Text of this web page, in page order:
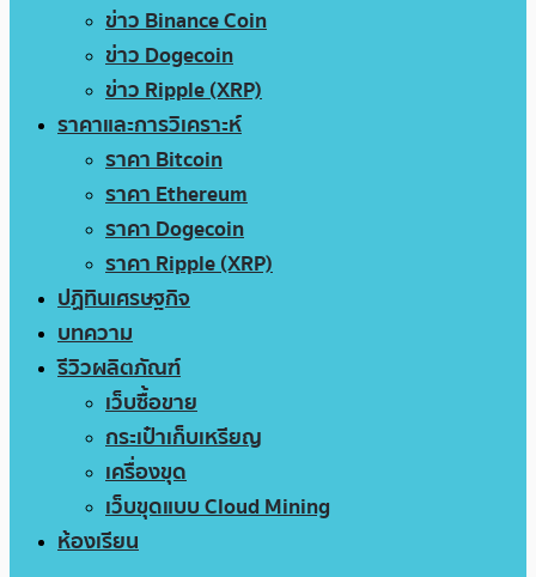
ข่าว Binance Coin
ข่าว Dogecoin
ข่าว Ripple (XRP)
ราคาและการวิเคราะห์
ราคา Bitcoin
ราคา Ethereum
ราคา Dogecoin
ราคา Ripple (XRP)
ปฏิทินเศรษฐกิจ
บทความ
รีวิวผลิตภัณฑ์
เว็บซื้อขาย
กระเป๋าเก็บเหรียญ
เครื่องขุด
เว็บขุดแบบ Cloud Mining
ห้องเรียน